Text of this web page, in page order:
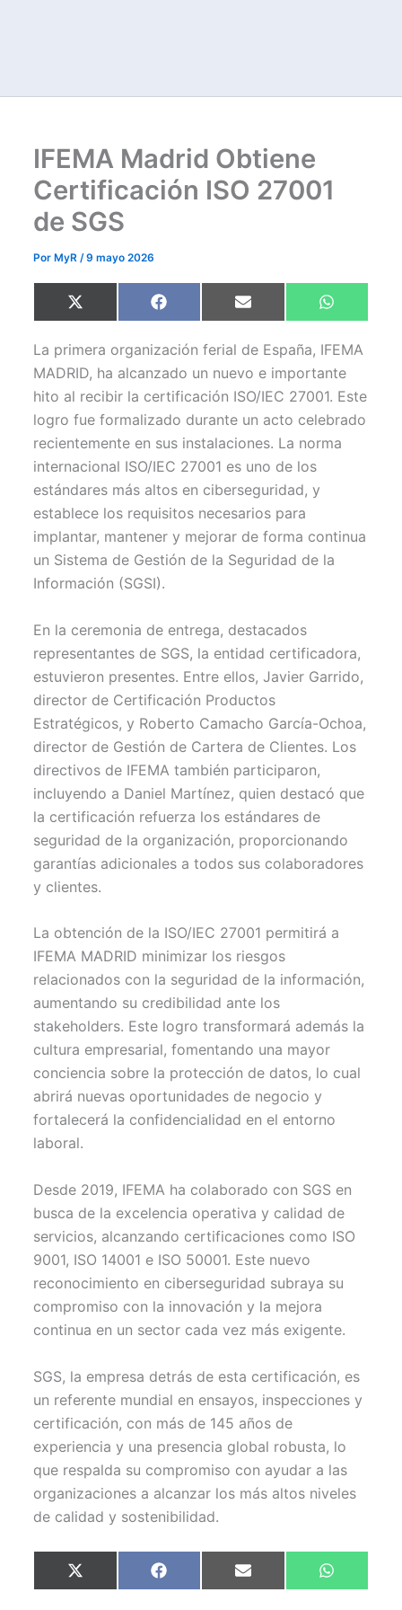
IFEMA Madrid Obtiene
Certificación ISO 27001
de SGS
Por MyR/9 mayo 2026
Compartir
en
X
(
w
i
t
t
e
)
Compartir
en
F
a
e
b
o
o
k
Compartir
en
E
m
i
l
Compartir
en
W
h
t
s
A
p
p
La primera organización ferial de España, IFEMA
MADRID, ha alcanzado un nuevo e importante
hito al recibir la certificación ISO/IEC 27001. Este
logro fue formalizado durante un acto celebrado
recientemente en sus instalaciones. La norma
internacional ISO/IEC 27001 es uno de los
estándares más altos en ciberseguridad, y
establece los requisitos necesarios para
implantar, mantener y mejorar de forma continua
un Sistema de Gestión de la Seguridad de la
Información (SGSI).
En la ceremonia de entrega, destacados
representantes de SGS, la entidad certificadora,
estuvieron presentes. Entre ellos, Javier Garrido,
director de Certificación Productos
Estratégicos, y Roberto Camacho García-Ochoa,
director de Gestión de Cartera de Clientes. Los
directivos de IFEMA también participaron,
incluyendo a Daniel Martínez, quien destacó que
la certificación refuerza los estándares de
seguridad de la organización, proporcionando
garantías adicionales a todos sus colaboradores
y clientes.
La obtención de la ISO/IEC 27001 permitirá a
IFEMA MADRID minimizar los riesgos
relacionados con la seguridad de la información,
aumentando su credibilidad ante los
stakeholders. Este logro transformará además la
cultura empresarial, fomentando una mayor
conciencia sobre la protección de datos, lo cual
abrirá nuevas oportunidades de negocio y
fortalecerá la confidencialidad en el entorno
laboral.
Desde 2019, IFEMA ha colaborado con SGS en
busca de la excelencia operativa y calidad de
servicios, alcanzando certificaciones como ISO
9001, ISO 14001 e ISO 50001. Este nuevo
reconocimiento en ciberseguridad subraya su
compromiso con la innovación y la mejora
continua en un sector cada vez más exigente.
SGS, la empresa detrás de esta certificación, es
un referente mundial en ensayos, inspecciones y
certificación, con más de 145 años de
experiencia y una presencia global robusta, lo
que respalda su compromiso con ayudar a las
organizaciones a alcanzar los más altos niveles
de calidad y sostenibilidad.
Compartir
en
X
(
Compartir
en
F
a
Compartir
en
E
m
Compartir
en
W
h